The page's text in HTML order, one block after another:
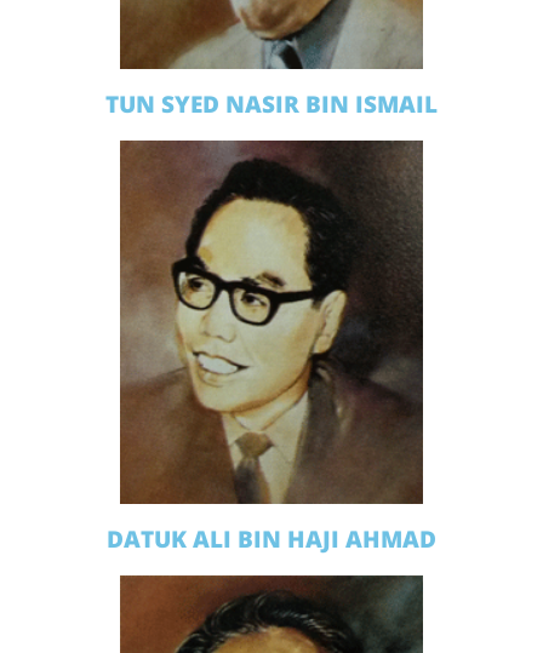
TUN SYED NASIR BIN ISMAIL
DATUK ALI BIN HAJI AHMAD